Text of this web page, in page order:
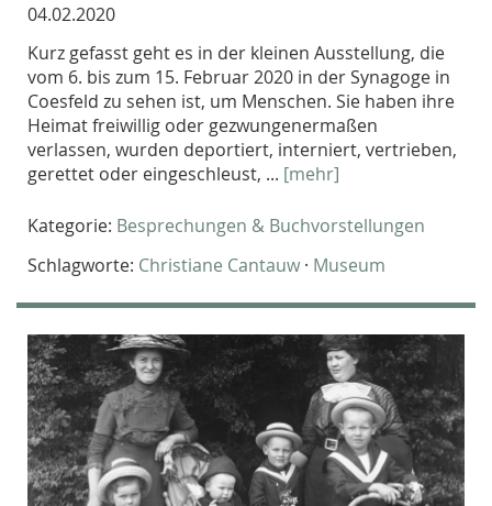
04.02.2020
Kurz gefasst geht es in der kleinen Ausstellung, die
vom 6. bis zum 15. Februar 2020 in der Synagoge in
Coesfeld zu sehen ist, um Menschen. Sie haben ihre
Heimat freiwillig oder gezwungenermaßen
verlassen, wurden deportiert, interniert, vertrieben,
gerettet oder eingeschleust, ... [mehr]
Kategorie: Besprechungen & Buchvorstellungen
Schlagworte: Christiane Cantauw · Museum